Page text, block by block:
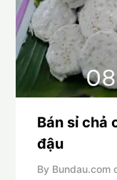
Bán sỉ chả
đậu
By Bundau.com